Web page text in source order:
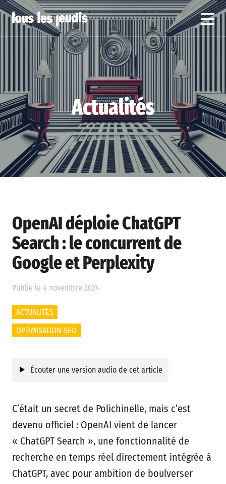
Actualités
OpenAI déploie ChatGPT
Search : le concurrent de
Google et Perplexity
Publié le 4 novembre 2024
ACTUALITÉS
OPTIMISATION SEO
Écouter une version audio de cet article
C’était un secret de Polichinelle, mais c’est
devenu officiel : OpenAI vient de lancer
« ChatGPT Search », une fonctionnalité de
recherche en temps réel directement intégrée à
ChatGPT, avec pour ambition de boulverser